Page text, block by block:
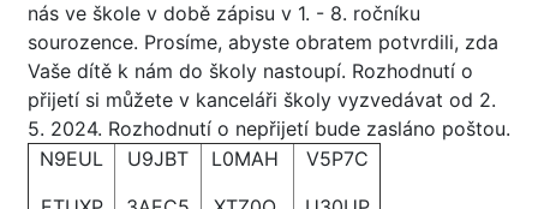
nás ve škole v době zápisu v 1. - 8. ročníku
sourozence. Prosíme, abyste obratem potvrdili, zda
Vaše dítě k nám do školy nastoupí. Rozhodnutí o
přijetí si můžete v kanceláři školy vyzvedávat od 2.
5. 2024. Rozhodnutí o nepřijetí bude zasláno poštou.
N9EUL
U9JBT
L0MAH
V5P7C